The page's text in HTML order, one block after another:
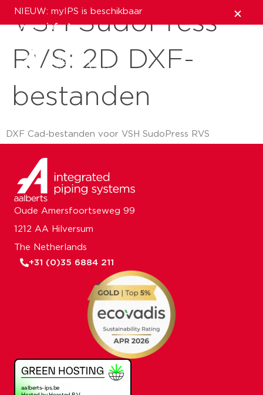
NIEUW: myIPS is beschikbaar
meer info
sluiten
VSH SudoPress
RVS: 2D DXF-
bestanden
DXF Cad-bestanden voor VSH SudoPress RVS
Oude Amersfoortseweg 99
1212 AA Hilversum
The Netherlands
+31 (0)35 6884 211